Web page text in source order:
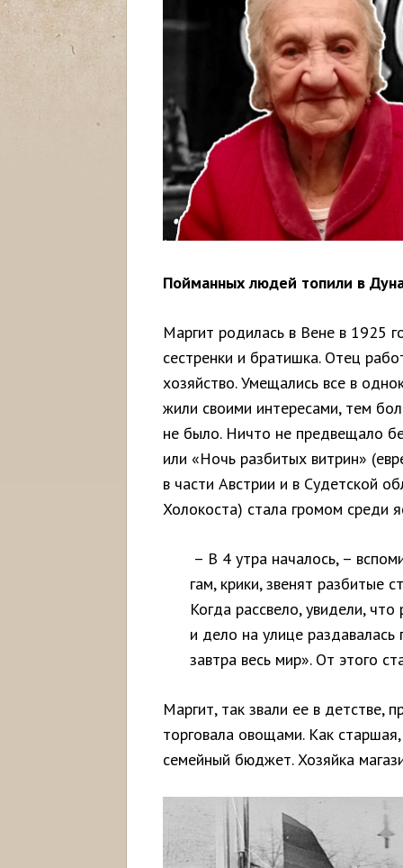
Пойманных людей топили в
Маргит родилась в Вене в 1925
сестренки и братишка. Отец
хозяйство. Умещались все в
жили своими интересами, тем
не было. Ничто не предвещало
или «Ночь разбитых витрин»
в части Австрии и в Судетской
Холокоста) стала громом среди
– В 4 утра началось, –
гам, крики, звенят разбитые
Когда рассвело, увидели,
и дело на улице
завтра весь мир». От этого
Маргит, так звали ее в детстве,
торговала овощами. Как
семейный бюджет. Хозяйка